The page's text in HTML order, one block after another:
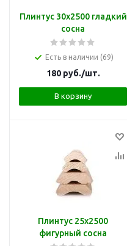
Плинтус 30х2500 гладкий
сосна
Есть в наличии (69)
180руб./шт.
В корзину
Плинтус 25х2500
фигурный сосна